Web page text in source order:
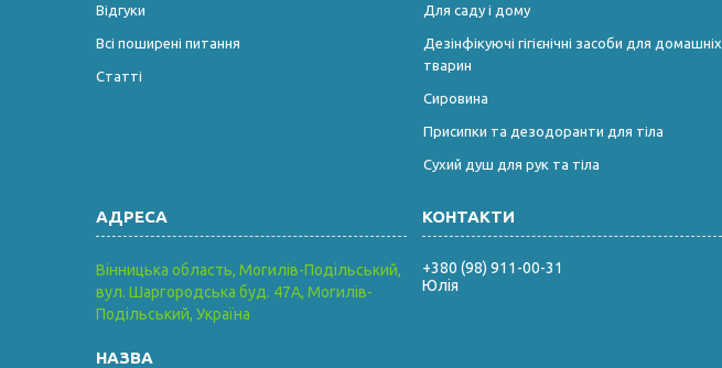
Відгуки
Всі поширені питання
Статті
Для саду і дому
Дезінфікуючі гігієнічні засоби для домашніх
тварин
Сировина
Присипки та дезодоранти для тіла
Сухий душ для рук та тіла
Вінницька область, Могилів-Подільський,
вул. Шаргородська буд. 47А, Могилів-
Подільський, Україна
+380 (98) 911-00-31
Юлія